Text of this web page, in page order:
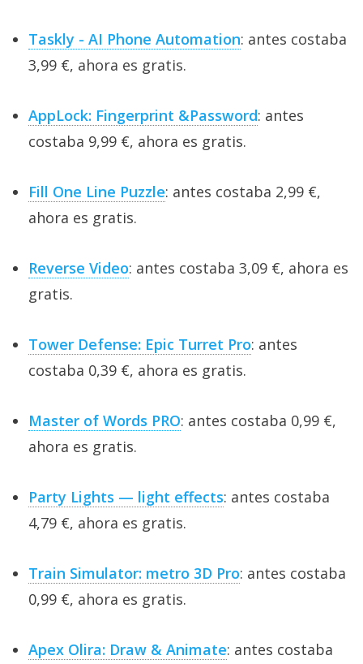
Taskly - AI Phone Automation: antes costaba
3,99 €, ahora es gratis.
AppLock: Fingerprint &Password: antes
costaba 9,99 €, ahora es gratis.
Fill One Line Puzzle: antes costaba 2,99 €,
ahora es gratis.
Reverse Video: antes costaba 3,09 €, ahora es
gratis.
Tower Defense: Epic Turret Pro: antes
costaba 0,39 €, ahora es gratis.
Master of Words PRO: antes costaba 0,99 €,
ahora es gratis.
Party Lights — light effects: antes costaba
4,79 €, ahora es gratis.
Train Simulator: metro 3D Pro: antes costaba
0,99 €, ahora es gratis.
Apex Olira: Draw & Animate: antes costaba